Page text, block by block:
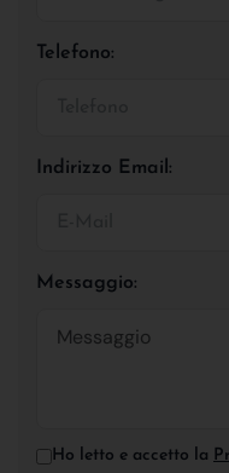
Telefono:
Indirizzo Email:
Messaggio:
Ho letto e accetto la